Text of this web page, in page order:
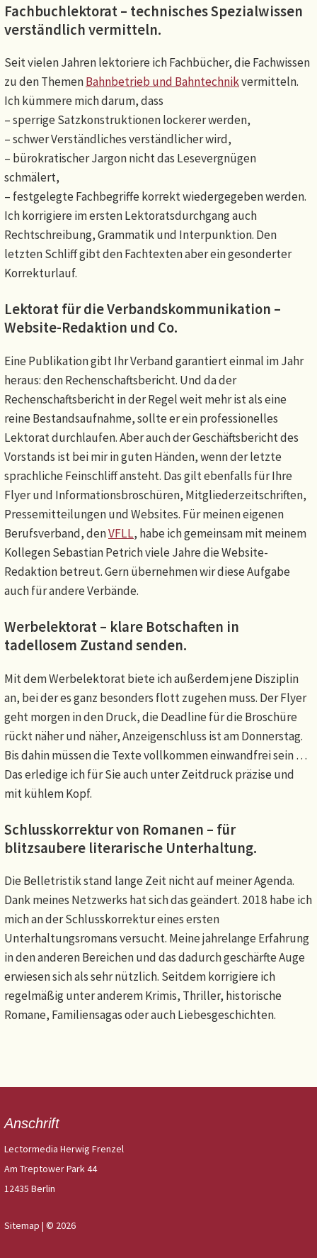
Fachbuchlektorat – technisches Spezialwissen
verständlich vermitteln.
Seit vielen Jahren lektoriere ich Fachbücher, die Fachwissen
zu den ThemenBahnbetrieb und Bahntechnikvermitteln.
Ich kümmere mich darum, dass
– sperrige Satzkonstruktionen lockerer werden,
– schwer Verständliches verständlicher wird,
– bürokratischer Jargon nicht das Lesevergnügen
schmälert,
– festgelegte Fachbegriffe korrekt wiedergegeben werden.
Ich korrigiere im ersten Lektoratsdurchgang auch
Rechtschreibung, Grammatik und Interpunktion. Den
letzten Schliff gibt den Fachtexten aber ein gesonderter
Korrekturlauf.
Lektorat für die Verbandskommunikation –
Website-Redaktion und Co.
Eine Publikation gibt Ihr Verband garantiert einmal im Jahr
heraus: den Rechenschaftsbericht. Und da der
Rechenschaftsbericht in der Regel weit mehr ist als eine
reine Bestandsaufnahme, sollte er ein professionelles
Lektorat durchlaufen. Aber auch der Geschäftsbericht des
Vorstands ist bei mir in guten Händen, wenn der letzte
sprachliche Feinschliff ansteht. Das gilt ebenfalls für Ihre
Flyer und Informationsbroschüren, Mitgliederzeitschriften,
Pressemitteilungen und Websites. Für meinen eigenen
Berufsverband, denVFLL, habe ich gemeinsam mit meinem
Kollegen Sebastian Petrich viele Jahre die Website-
Redaktion betreut. Gern übernehmen wir diese Aufgabe
auch für andere Verbände.
Werbelektorat – klare Botschaften in
tadellosem Zustand senden.
Mit dem Werbelektorat biete ich außerdem jene Disziplin
an, bei der es ganz besonders flott zugehen muss. Der Flyer
geht morgen in den Druck, die Deadline für die Broschüre
rückt näher und näher, Anzeigenschluss ist am Donnerstag.
Bis dahin müssen die Texte vollkommen einwandfrei sein …
Das erledige ich für Sie auch unter Zeitdruck präzise und
mit kühlem Kopf.
Schlusskorrektur von Romanen – für
blitzsaubere literarische Unterhaltung.
Die Belletristik stand lange Zeit nicht auf meiner Agenda.
Dank meines Netzwerks hat sich das geändert. 2018 habe ich
mich an der Schlusskorrektur eines ersten
Unterhaltungsromans versucht. Meine jahrelange Erfahrung
in den anderen Bereichen und das dadurch geschärfte Auge
erwiesen sich als sehr nützlich. Seitdem korrigiere ich
regelmäßig unter anderem Krimis, Thriller, historische
Romane, Familiensagas oder auch Liebesgeschichten.
Anschrift
Lectormedia Herwig Frenzel
Am Treptower Park 44
12435 Berlin
Sitemap | © 2026